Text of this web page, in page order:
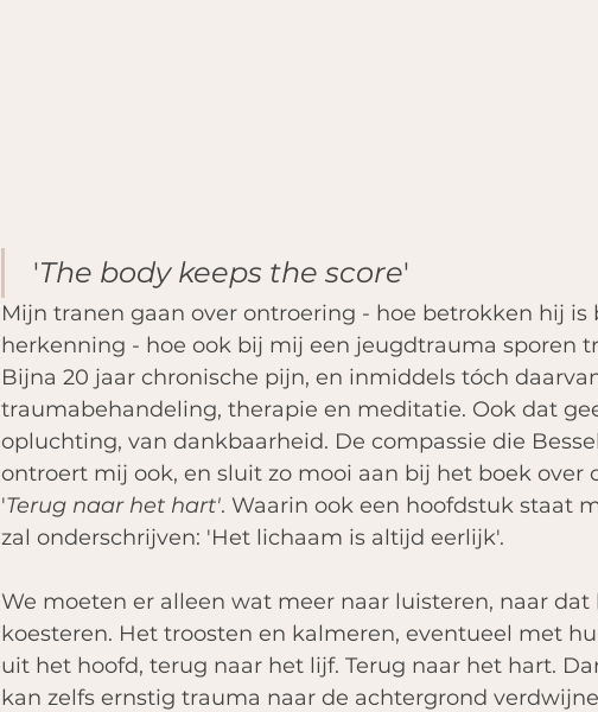
'The body keeps the score'
Mijn tranen gaan over ontroering - hoe betrokken hij
herkenning - hoe ook bij mij een jeugdtrauma sporen
Bijna 20 jaar chronische pijn, en inmiddels tóch
traumabehandeling, therapie en meditatie. Ook dat
opluchting, van dankbaarheid. De compassie die
ontroert mij ook, en sluit zo mooi aan bij het boek over
'Terug naar het hart'. Waarin ook een hoofdstuk staat
zal onderschrijven: 'Het lichaam is altijd eerlijk'.
We moeten er alleen wat meer naar luisteren, naar dat
koesteren. Het troosten en kalmeren, eventueel met
uit het hoofd, terug naar het lijf. Terug naar het hart.
kan zelfs ernstig trauma naar de achtergrond